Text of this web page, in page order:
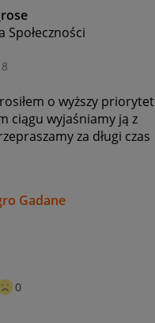
Społeczności
o wyższy
ciągu wyjaśniamy ją z
za długi czas
Gadane
0